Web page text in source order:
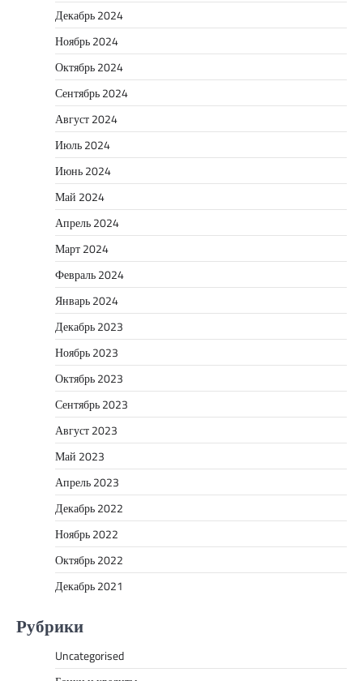
Декабрь 2024
Ноябрь 2024
Октябрь 2024
Сентябрь 2024
Август 2024
Июль 2024
Июнь 2024
Май 2024
Апрель 2024
Март 2024
Февраль 2024
Январь 2024
Декабрь 2023
Ноябрь 2023
Октябрь 2023
Сентябрь 2023
Август 2023
Май 2023
Апрель 2023
Декабрь 2022
Ноябрь 2022
Октябрь 2022
Декабрь 2021
Рубрики
Uncategorised